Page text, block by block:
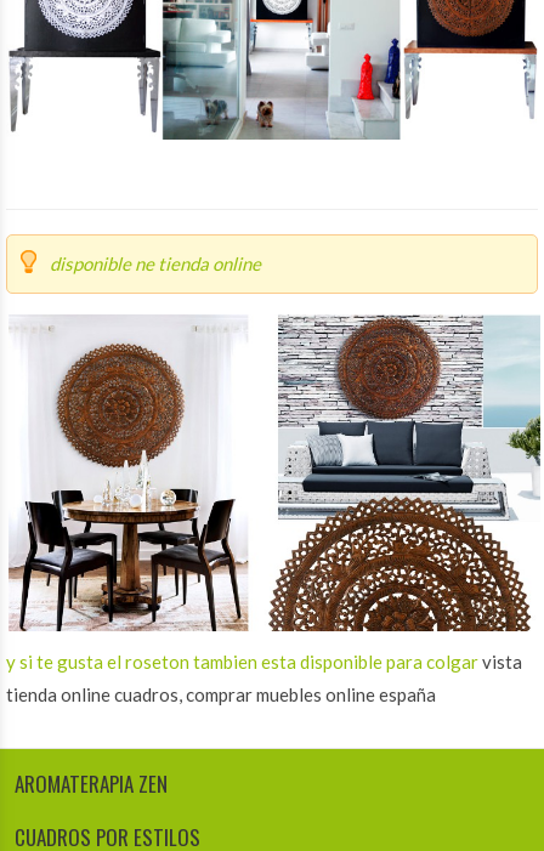
disponible ne tienda online
y si te gusta el roseton tambien esta disponible para colgarvista
tienda online cuadros, comprar muebles online españa
AROMATERAPIA ZEN
CUADROS POR ESTILOS